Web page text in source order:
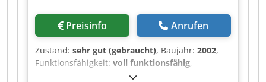
Preisinfo Anrufen
Zustand: sehr gut (gebraucht), Baujahr: 2002,
Funktionsfähigkeit: voll funktionsfähig,
1’320 mm